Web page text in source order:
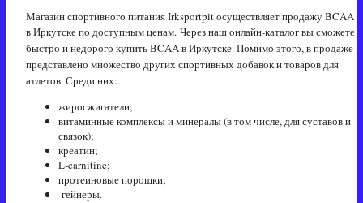
Магазин спортивного питания Irksportpit осуществляет продажу BCAA
в Иркутске по доступным ценам. Через наш онлайн-каталог вы сможете
быстро и недорого купить BCAA в Иркутске. Помимо этого, в продаже
представлено множество других спортивных добавок и товаров для
атлетов. Среди них:
жиросжигатели;
витаминные комплексы и минералы (в том числе, для суставов и
связок);
креатин;
L-carnitine;
протеиновые порошки;
гейнеры.